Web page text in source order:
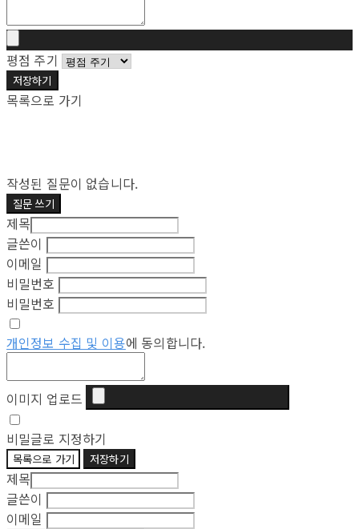
평점 주기
저장하기
목록으로 가기
작성된 질문이 없습니다.
질문 쓰기
제목
글쓴이
이메일
비밀번호
비밀번호
개인정보 수집 및 이용에 동의합니다.
이미지 업로드
비밀글로 지정하기
목록으로 가기 저장하기
제목
글쓴이
이메일